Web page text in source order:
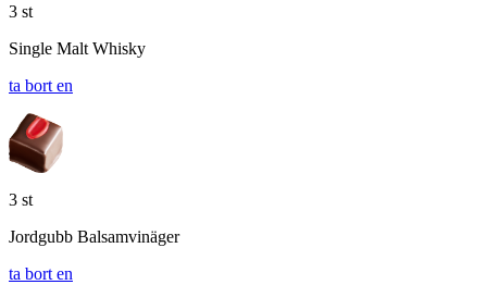
3 st
Single Malt Whisky
ta bort en
3 st
Jordgubb Balsamvinäger
ta bort en